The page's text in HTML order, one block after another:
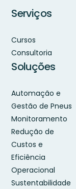
Serviços
Cursos
Consultoria
Soluções
Automação e
Gestão de Pneus
Monitoramento
Redução de
Custos e
Eficiência
Operacional
Sustentabilidade